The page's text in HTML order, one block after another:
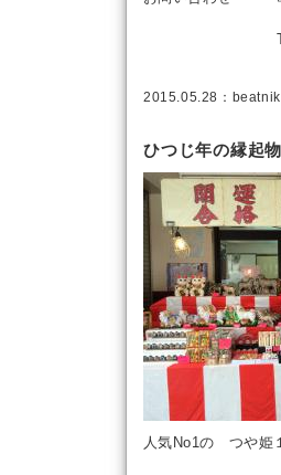
TEL 0238-
2015.05.28： beatnik
ひつじ年の縁
人気No1の つや姫